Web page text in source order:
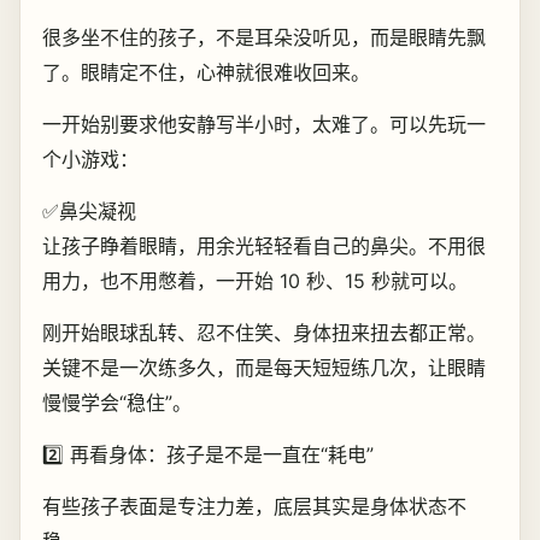
很多坐不住的孩子，不是耳朵没听见，而是眼睛先飘
了。眼睛定不住，心神就很难收回来。
一开始别要求他安静写半小时，太难了。可以先玩一
个小游戏：
✅鼻尖凝视
让孩子睁着眼睛，用余光轻轻看自己的鼻尖。不用很
用力，也不用憋着，一开始 10 秒、15 秒就可以。
刚开始眼球乱转、忍不住笑、身体扭来扭去都正常。
关键不是一次练多久，而是每天短短练几次，让眼睛
慢慢学会“稳住”。
2️⃣ 再看身体：孩子是不是一直在“耗电”
有些孩子表面是专注力差，底层其实是身体状态不